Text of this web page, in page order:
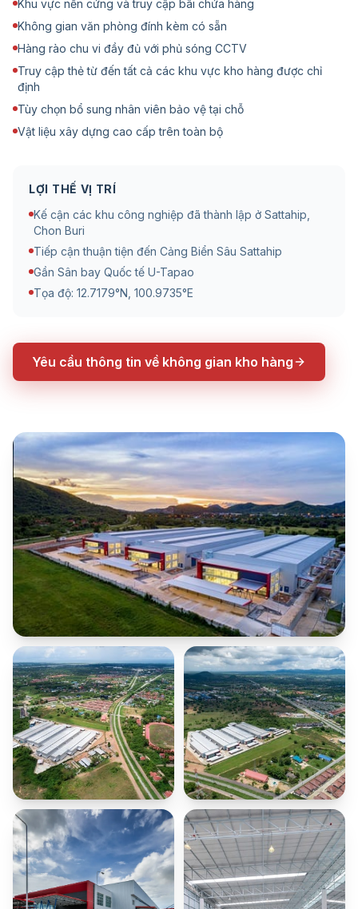
Khu vực nền cứng và truy cập bãi chứa hàng
Không gian văn phòng đính kèm có sẵn
Hàng rào chu vi đầy đủ với phủ sóng CCTV
Truy cập thẻ từ đến tất cả các khu vực kho hàng được chỉ
định
Tùy chọn bổ sung nhân viên bảo vệ tại chỗ
Vật liệu xây dựng cao cấp trên toàn bộ
LỢI THẾ VỊ TRÍ
Kế cận các khu công nghiệp đã thành lập ở Sattahip,
Chon Buri
Tiếp cận thuận tiện đến Cảng Biển Sâu Sattahip
Gần Sân bay Quốc tế U-Tapao
Tọa độ: 12.7179°N, 100.9735°E
Yêu cầu thông tin về không gian kho hàng